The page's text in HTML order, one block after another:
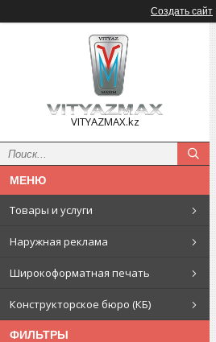
Создать сайт
VITYAZMAX.kz
Товары и услуги
Наружная реклама
Широкоформатная печать
Конструкторское бюро (КБ)
ФИЛЬТРЫ